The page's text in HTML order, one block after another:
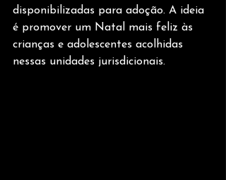
disponibilizadas para adoção. A ideia
é promover um Natal mais feliz às
crianças e adolescentes acolhidas
nessas unidades jurisdicionais.